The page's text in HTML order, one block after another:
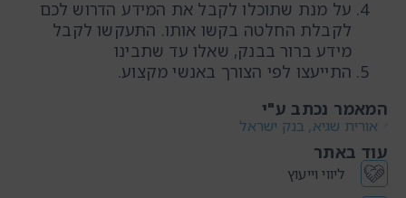
המאמר נכתב ע"י
אורית שגיא, בנק ישראל
עוד באתר
ליווי וייעוץ
על מנת שתוכלו לקבל את המידע הדרוש לכם
לקבלת החלטה בקשו אותו. התעקשו לקבל
מידע ברור בבנק, שאלו עד שתבינו
התייעצו לפי הצורך באנשי מקצוע.